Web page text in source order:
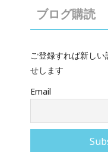
ブログ購読
ご登録すれば新し
せします
Email